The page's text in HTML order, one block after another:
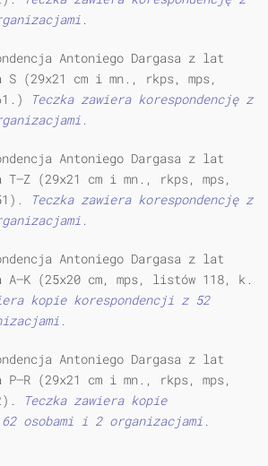
Antoniego Dargasa z lat
S (29x21 cm i mn., rkps, mps,
Teczka zawiera korespondencję z
Antoniego Dargasa z lat
T—Z (29x21 cm i mn., rkps, mps,
Teczka zawiera korespondencję z
Antoniego Dargasa z lat
A—K (25x20 cm, mps, listów 118, k.
kopie korespondencji z 52
Antoniego Dargasa z lat
(29x21 cm i mn., rkps, mps,
Teczka zawiera kopie
osobami i 2 organizacjami.